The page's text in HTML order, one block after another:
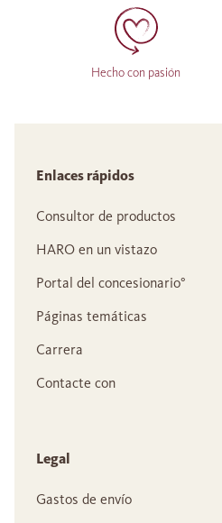
Hecho con pasión
Enlaces rápidos
Consultor de productos
HARO en un vistazo
Portal del concesionario°
Páginas temáticas
Carrera
Contacte con
Legal
Gastos de envío